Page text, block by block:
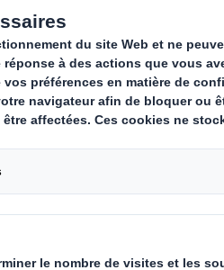
du site de
les femmes dans les
dans les métiers
Leur expertise
des carrières dans